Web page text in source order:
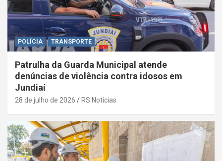
POLÍCIA TRANSPORTE
Patrulha da Guarda Municipal atende
denúncias de violência contra idosos em
Jundiaí
28 de julho de 2026 RS Notícias